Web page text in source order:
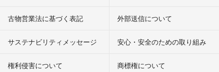
古物営業法に基づく表記 外部送信について
サステナビリティメッセージ 安心・安全のための取り組み
権利侵害について
商標権について